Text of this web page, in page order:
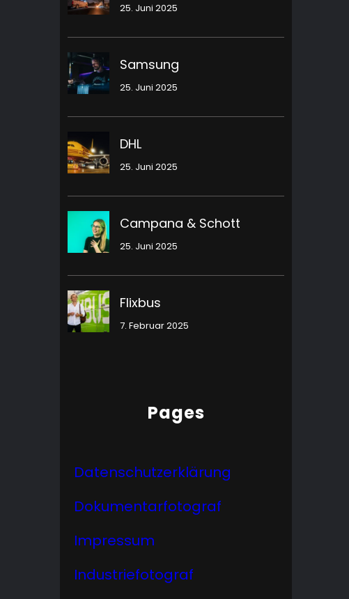
25. Juni 2025
Samsung
25. Juni 2025
DHL
25. Juni 2025
Campana & Schott
25. Juni 2025
Flixbus
7. Februar 2025
Pages
Datenschutzerklärung
Dokumentarfotograf
Impressum
Industriefotograf